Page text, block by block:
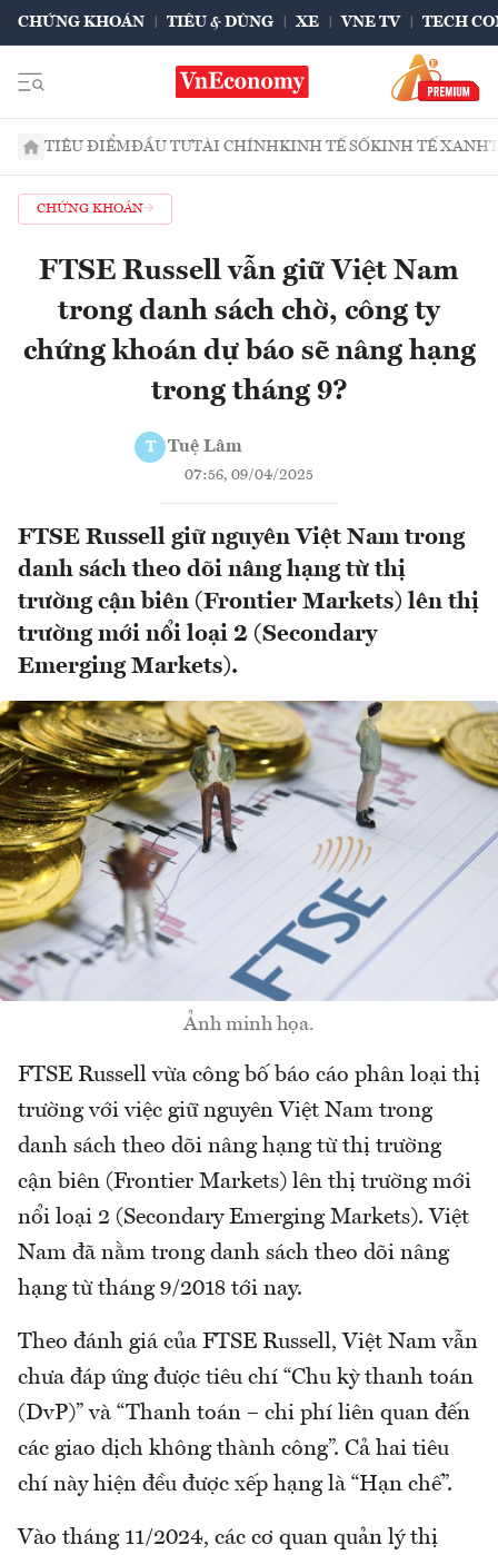
CHỨNG KHOÁN TIÊU & DÙNG XE VNE TV TECH
TIÊU ĐIỂMĐẦU TƯTÀI CHÍNHKINH TẾ SỐKINH TẾ XANH
CHỨNG KHOÁN
FTSE Russell vẫn giữ Việt Nam
trong danh sách chờ, công ty
chứng khoán dự báo sẽ nâng hạng
trong tháng 9?
T Tuệ Lâm
07:56, 09/04/2025
FTSE Russell giữ nguyên Việt Nam trong
danh sách theo dõi nâng hạng từ thị
trường cận biên (Frontier Markets) lên thị
trường mới nổi loại 2 (Secondary
Emerging Markets).
Ảnh minh họa.
FTSE Russell vừa công bố báo cáo phân loại thị
trường với việc giữ nguyên Việt Nam trong
danh sách theo dõi nâng hạng từ thị trường
cận biên (Frontier Markets) lên thị trường mới
nổi loại 2 (Secondary Emerging Markets). Việt
Nam đã nằm trong danh sách theo dõi nâng
hạng từ tháng 9/2018 tới nay.
Theo đánh giá của FTSE Russell, Việt Nam vẫn
chưa đáp ứng được tiêu chí “Chu kỳ thanh toán
(DvP)” và “Thanh toán – chi phí liên quan đến
các giao dịch không thành công”. Cả hai tiêu
chí này hiện đều được xếp hạng là “Hạn chế”.
Vào tháng 11/2024, các cơ quan quản lý thị